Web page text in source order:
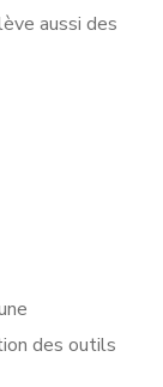
aussi des
des outils